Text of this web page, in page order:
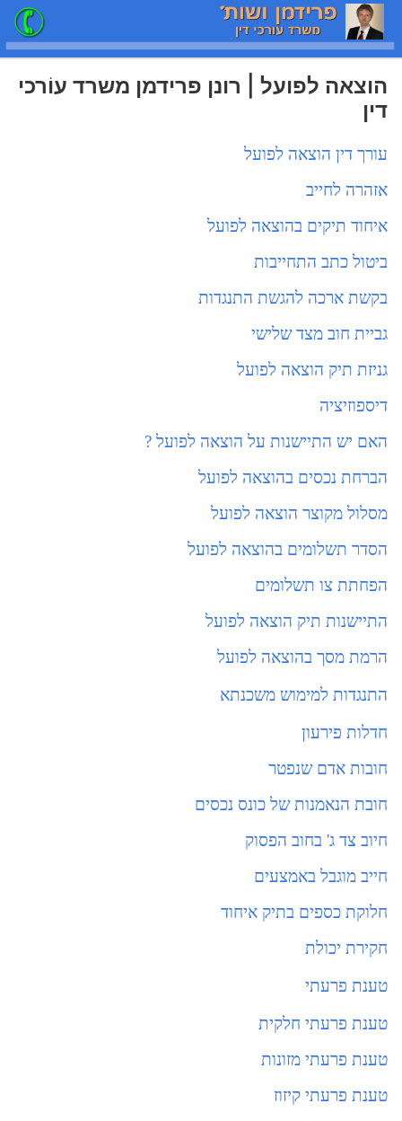
הוצאה לפועל | רונן פרידמן משרד עוֹרכי
דין
עורך דין הוצאה לפועל
אזהרה לחייב
איחוד תיקים בהוצאה לפועל
ביטול כתב התחייבות
בקשת ארכה להגשת התנגדות
גביית חוב מצד שלישי
גניזת תיק הוצאה לפועל
דיספוזיציה
האם יש התיישנות על הוצאה לפועל ?
הברחת נכסים בהוצאה לפועל
מסלול מקוצר הוצאה לפועל
הסדר תשלומים בהוצאה לפועל
הפחתת צו תשלומים
התיישנות תיק הוצאה לפועל
הרמת מסך בהוצאה לפועל
התנגדות למימוש משכנתא
חדלות פירעון
חובות אדם שנפטר
חובת הנאמנות של כונס נכסים
חיוב צד ג' בחוב הפסוק
חייב מוגבל באמצעים
חלוקת כספים בתיק איחוד
חקירת יכולת
טענת פרעתי
טענת פרעתי חלקית
טענת פרעתי מזונות
טענת פרעתי קיזוז